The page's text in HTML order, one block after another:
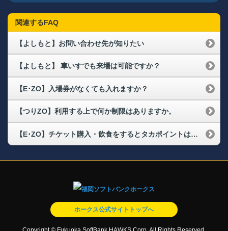
関連するFAQ
【よしもと】お問い合わせ先が知りたい
【よしもと】 車いすでも来場は可能ですか？
【E･ZO】入場券がなくても入れますか？
【つりZO】利用する上で何か制限はありますか。
【E･ZO】チケット購入・飲食をするとタカポイントは付きますか？
ホークス公式サイトトップへ